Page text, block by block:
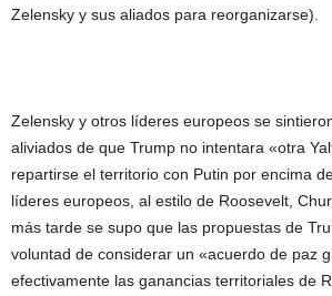
Zelensky y sus aliados para reorganizarse).
Zelensky y otros líderes europeos se
aliviados de que Trump no intentara «otra
repartirse el territorio con Putin por encima
líderes europeos, al estilo de Roosevelt,
más tarde se supo que las propuestas de
voluntad de considerar un «acuerdo de paz
efectivamente las ganancias territoriales de